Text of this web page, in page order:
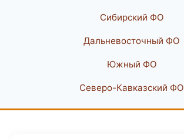
Сибирский ФО
Дальневосточный ФО
Южный ФО
Северо-Кавказский ФО